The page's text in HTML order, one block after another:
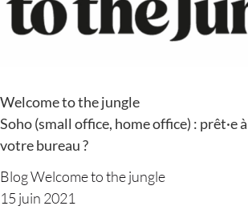
Welcome to the jungle
Soho (small office, home office) : prêt·e
votre bureau ?
Blog Welcome to the jungle
15 juin 2021